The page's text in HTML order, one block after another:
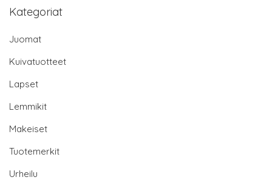
Kategoriat
Juomat
Kuivatuotteet
Lapset
Lemmikit
Makeiset
Tuotemerkit
Urheilu